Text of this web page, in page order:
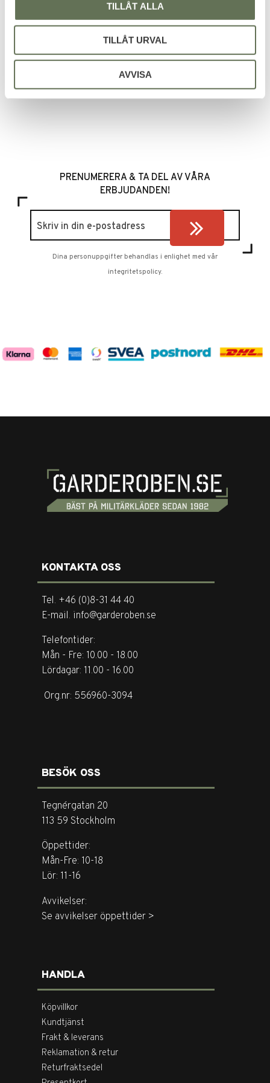
TILLÅT ALLA
TILLÅT URVAL
AVVISA
Mil-Tec Swat Tactical
Thinsulate 37
Robusta och isolerade taktiska
799KR
PRENUMERERA & TA DEL AV VÅRA
ERBJUDANDEN!
Dina personuppgifter behandlas i enlighet med vår
integritetspolicy.
KONTAKTA OSS
Tel. +46 (0)8-31 44 40
E-mail. info@garderoben.se
Telefontider:
Mån - Fre: 10.00 - 18.00
Lördagar: 11.00 - 16.00
Org.nr: 556960-3094
BESÖK OSS
Tegnérgatan 20
113 59 Stockholm
Öppettider:
Mån-Fre: 10-18
Lör: 11-16
Avvikelser:
Se avvikelser öppettider >
HANDLA
Köpvillkor
Kundtjänst
Frakt & leverans
Reklamation & retur
Returfraktsedel